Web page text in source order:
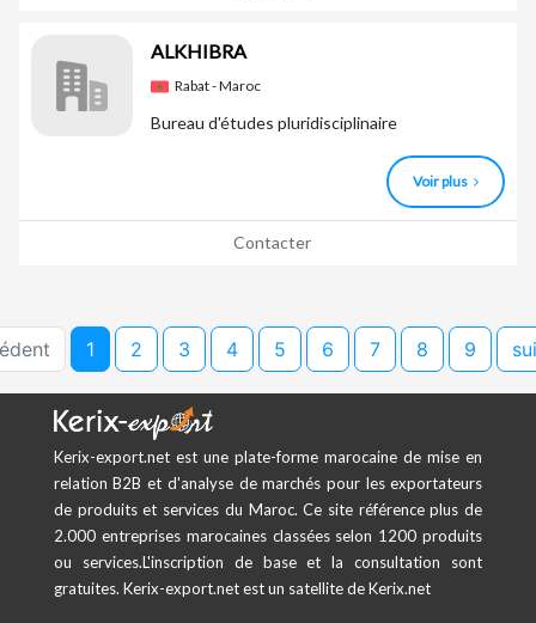
ALKHIBRA
Rabat - Maroc
Bureau d'études pluridisciplinaire
Voir plus
Contacter
1 2 3 4 5 6 7 8 9
Kerix-export.net est une plate-forme marocaine de mise en
relation B2B et d'analyse de marchés pour les exportateurs
de produits et services du Maroc. Ce site référence plus de
2.000 entreprises marocaines classées selon 1200 produits
ou services.L'inscription de base et la consultation sont
gratuites. Kerix-export.net est un satellite de Kerix.net